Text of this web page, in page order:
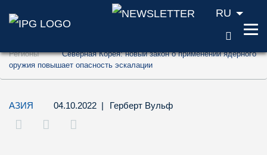
Перейти к содержанию (ключ доступа
Перейти к поиску (ключ доступа '2')
RU
Регионы
Северная Корея: новый закон о применении ядерного
оружия повышает опасность эскалации
АЗИЯ 04.10.2022 | Герберт Вульф